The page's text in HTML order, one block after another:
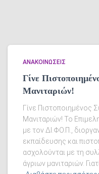
ΑΝΑΚΟΙΝΏΣΕΙΣ
Γίνε
Μανιταριών!
Γίνε
Μανιταριών! Το
με τον ΔΙ.ΦΟ.Π.,
εκπαίδευσης και
ασχολούνται με τη
άγριων μανιταριών.